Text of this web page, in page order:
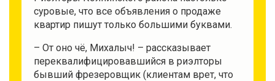
суровые, что все объявления о продаже
квартир пишут только большими буквами.
– От оно чё, Михалыч! – рассказывает
переквалифицировавшийся в риэлторы
бывший фрезеровщик (клиентам врет, что